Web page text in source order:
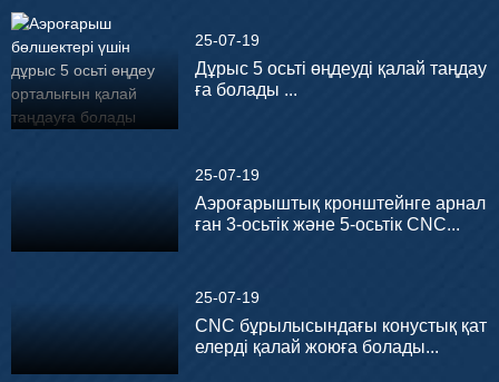
25-07-19
Дұрыс 5 осьті өңдеуді қалай таңдау
ға болады ...
25-07-19
Аэроғарыштық кронштейнге арнал
ған 3-осьтік және 5-осьтік CNC...
25-07-19
CNC бұрылысындағы конустық қат
елерді қалай жоюға болады...